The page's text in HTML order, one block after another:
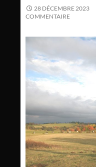
28 DÉCEMBRE 2023
COMMENTAIRE